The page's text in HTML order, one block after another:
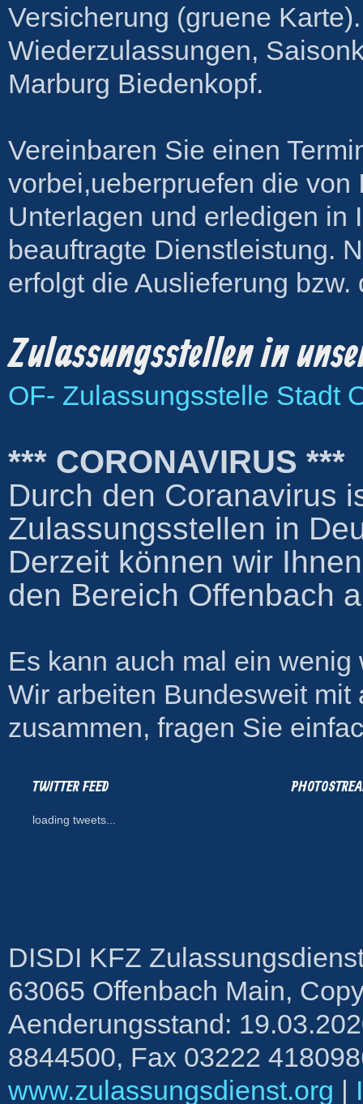
Versicherung (gruene
Wiederzulassungen,
Marburg Biedenkopf.
Vereinbaren Sie einen
vorbei,ueberpruefen die
Unterlagen und erledigen in
beauftragte Dienstleistung.
erfolgt die Auslieferung
Zulassungsstellen in
OF- Zulassungsstelle Stadt
*** CORONAVIRUS ***
Durch den Coranavirus
Zulassungsstellen in
Derzeit können wir
den Bereich Offenbach
Es kann auch mal ein wenig
Wir arbeiten Bundesweit
zusammen, fragen Sie
TWITTER FEED
loading tweets...
DISDI KFZ
63065 Offenbach Main,
Aenderungsstand:
8844500, Fax 03222
www.zulassungsdienst.org |